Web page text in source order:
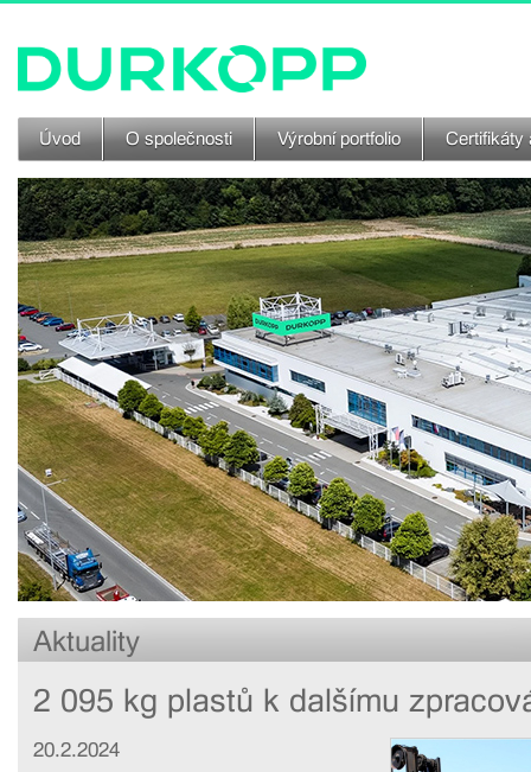
Úvod O společnosti Výrobní portfolio Certifikáty
Aktuality
2 095 kg plastů k dalšímu
20.2.2024